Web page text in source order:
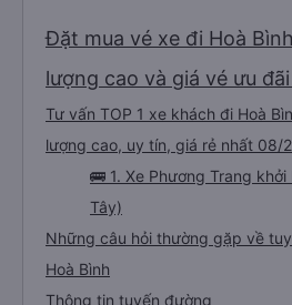
Đặt mua vé xe đi Hoà
lượng cao và giá vé ưu
Tư vấn TOP 1 xe khách đi Hoà
lượng cao, uy tín, giá rẻ nhất 08/
🚌 1. Xe Phương Trang
Tây)
Những câu hỏi thường gặp về
Hoà Bình
Thông tin tuyến đường